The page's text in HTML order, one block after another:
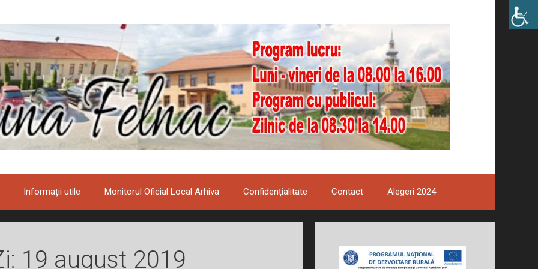
Informații utile Monitorul Oficial Local Arhiva Confidențialitate Contact Alegeri 2024
19 august 2019